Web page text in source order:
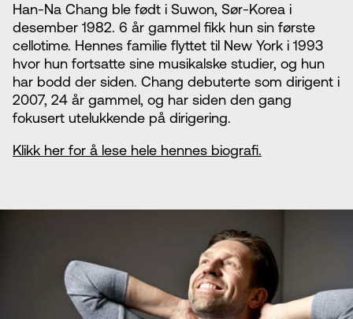
Han-Na Chang ble født i Suwon, Sør-Korea i
desember 1982. 6 år gammel fikk hun sin første
cellotime. Hennes familie flyttet til New York i 1993
hvor hun fortsatte sine musikalske studier, og hun
har bodd der siden. Chang debuterte som dirigent i
2007, 24 år gammel, og har siden den gang
fokusert utelukkende på dirigering.
Klikk her for å lese hele hennes biografi.